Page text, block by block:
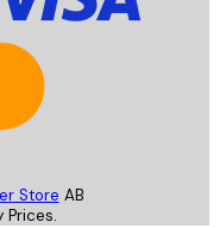
Store AB
Prices.